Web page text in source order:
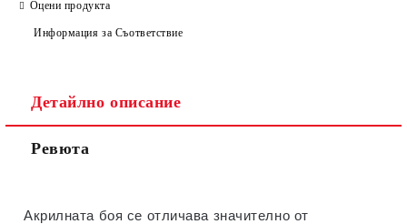
Оцени продукта
Информация за Съответствие
Детайлно описание
Ревюта
Акрилната боя се отличава значително от